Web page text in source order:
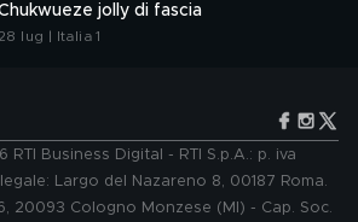
jolly di fascia
28 lug | Italia 1
Business Digital - RTI S.p.A.: p. iva
Largo del Nazareno 8, 00187 Roma.
20093 Cologno Monzese (MI) - Cap. Soc.